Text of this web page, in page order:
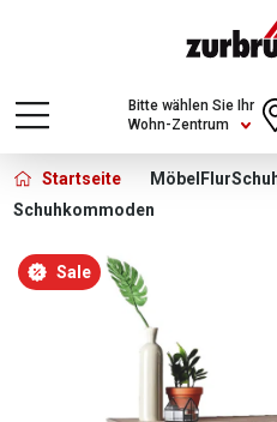
Choose a different country
content for your location
Wohn-Zentrum
Bitte wählen Sie Ihr
Startseite Möbel Flur
Schuhkommoden
Bildergalerie überspringen
Sale